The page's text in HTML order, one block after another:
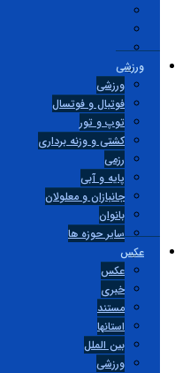
ورزشی
ورزشی
فوتبال و فوتسال
توپ و تور
کشتی و وزنه برداری
پایه و آبی
جانبازان و معلولان
بانوان
ساير حوزه ها
عکس
عکس
خبری
مستند
استانها
بین الملل
ورزشی